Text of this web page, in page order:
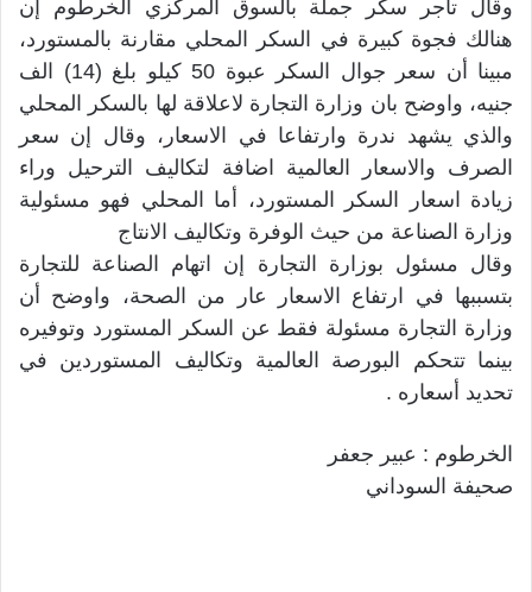
وقال تاجر سكر جملة بالسوق المركزي الخرطوم إن
هنالك فجوة كبيرة في السكر المحلي مقارنة بالمستورد،
مبينا أن سعر جوال السكر عبوة 50 كيلو بلغ (14) الف
جنيه، واوضح بان وزارة التجارة لاعلاقة لها بالسكر المحلي
والذي يشهد ندرة وارتفاعا في الاسعار، وقال إن سعر
الصرف والاسعار العالمية اضافة لتكاليف الترحيل وراء
زيادة اسعار السكر المستورد، أما المحلي فهو مسئولية
وزارة الصناعة من حيث الوفرة وتكاليف الانتاج
وقال مسئول بوزارة التجارة إن اتهام الصناعة للتجارة
بتسببها في ارتفاع الاسعار عار من الصحة، واوضح أن
وزارة التجارة مسئولة فقط عن السكر المستورد وتوفيره
بينما تتحكم البورصة العالمية وتكاليف المستوردين في
تحديد أسعاره .
الخرطوم : عبير جعفر
صحيفة السوداني